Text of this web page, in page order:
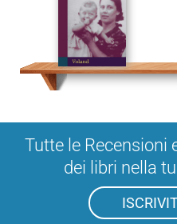
Tutte le Recensioni
dei libri nella